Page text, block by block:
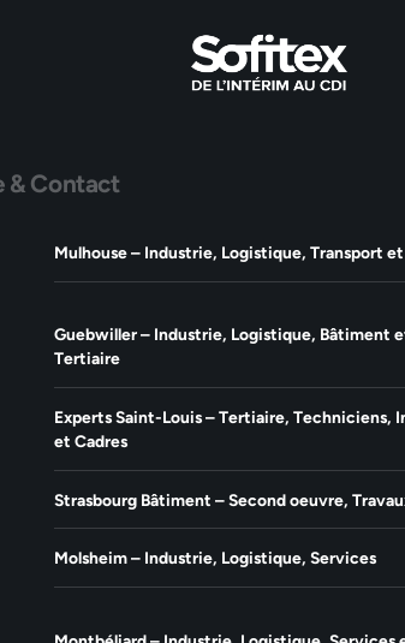
& Contact
Mulhouse – Industrie, Logistique, Transport et
Guebwiller – Industrie, Logistique, Bâtiment
Tertiaire
Experts Saint-Louis – Tertiaire, Techniciens,
et Cadres
Strasbourg Bâtiment – Second oeuvre,
Molsheim – Industrie, Logistique, Services